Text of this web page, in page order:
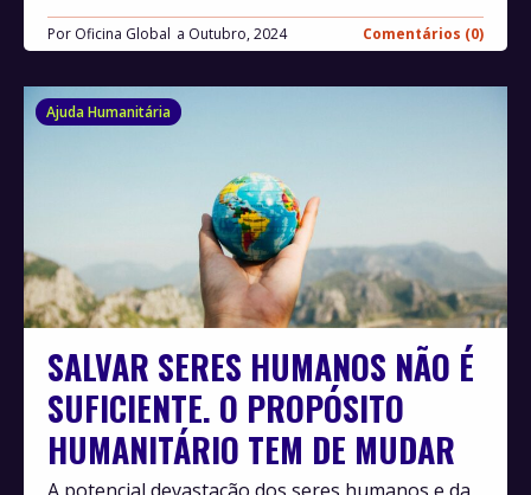
Por Oficina Global Outubro, 2024 Comentários (0)
Ajuda Humanitária
SALVAR SERES HUMANOS NÃO É
SUFICIENTE. O PROPÓSITO
HUMANITÁRIO TEM DE MUDAR